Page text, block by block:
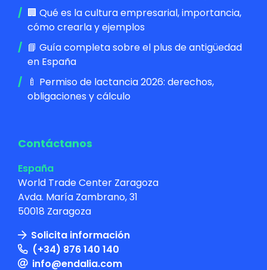
🏢 Qué es la cultura empresarial, importancia,
cómo crearla y ejemplos
📘 Guía completa sobre el plus de antigüedad
en España
🍼 Permiso de lactancia 2026: derechos,
obligaciones y cálculo
Contáctanos
España
World Trade Center Zaragoza
Avda. María Zambrano, 31
50018 Zaragoza
Solicita información
(+34) 876 140 140
info@endalia.com